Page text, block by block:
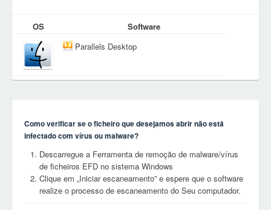
OS
Software
Parallels Desktop
Como verificar se o ficheiro que desejamos abrir não está
infectado com vírus ou malware?
Descarregue a Ferramenta de remoção de malware/vírus
de ficheiros EFD no sistema Windows
Clique em „Iniciar escaneamento” e espere que o software
realize o processo de escaneamento do Seu computador.